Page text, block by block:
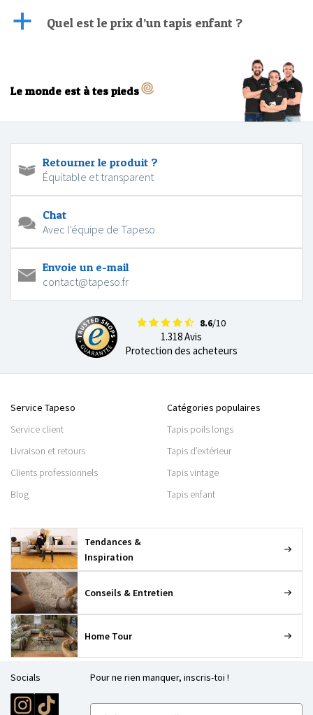
a Quel est le prix d’un tapis enfant ?
Le monde est à tes pieds
Retourner le produit ?
Équitable et transparent
Chat
Avec l'équipe de Tapeso
Envoie un e-mail
contact@tapeso.fr
8.6/10
1.318 Avis
Protection des acheteurs
Service Tapeso
Service client
Livraison et retours
Clients professionnels
Blog
Catégories populaires
Tapis poils longs
Tapis d’extérieur
Tapis vintage
Tapis enfant
Tendances &
Inspiration
Conseils & Entretien
Home Tour
Socials Pour ne rien manquer, inscris-toi !